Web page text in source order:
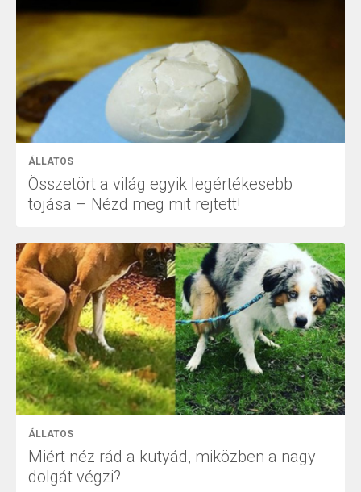
ÁLLATOS
Összetört a világ egyik legértékesebb
tojása – Nézd meg mit rejtett!
ÁLLATOS
Miért néz rád a kutyád, miközben a nagy
dolgát végzi?